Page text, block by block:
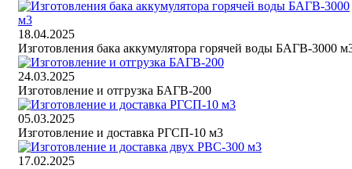
18.04.2025
Изготовления бака аккумулятора горячей воды БАГВ-3000
24.03.2025
Изготовление и отгрузка БАГВ-200
05.03.2025
Изготовление и доставка РГСП-10 м3
17.02.2025